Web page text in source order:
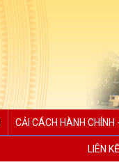
CẢI CÁCH HÀNH CHÍNH
LIÊN